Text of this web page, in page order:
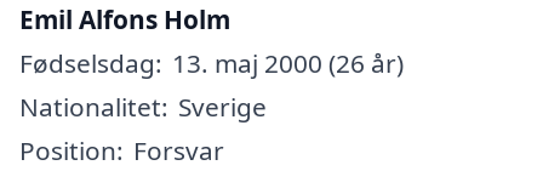
Emil Alfons Holm
Fødselsdag: 13. maj 2000 (26 år)
Nationalitet: Sverige
Position: Forsvar